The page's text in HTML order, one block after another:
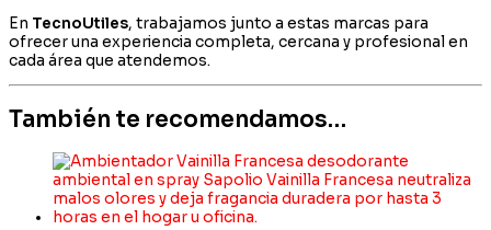
En TecnoUtiles, trabajamos junto a estas marcas para
ofrecer una experiencia completa, cercana y profesional en
cada área que atendemos.
También te recomendamos…